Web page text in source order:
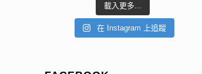
載入更多...
在 Instagram 上追蹤